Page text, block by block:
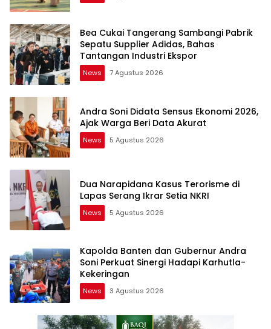
Bea Cukai Tangerang Sambangi Pabrik
Sepatu Supplier Adidas, Bahas
Tantangan Industri Ekspor
News 7 Agustus 2026
Andra Soni Didata Sensus Ekonomi 2026,
Ajak Warga Beri Data Akurat
News 5 Agustus 2026
Dua Narapidana Kasus Terorisme di
Lapas Serang Ikrar Setia NKRI
News 5 Agustus 2026
Kapolda Banten dan Gubernur Andra
Soni Perkuat Sinergi Hadapi Karhutla-
Kekeringan
News 3 Agustus 2026